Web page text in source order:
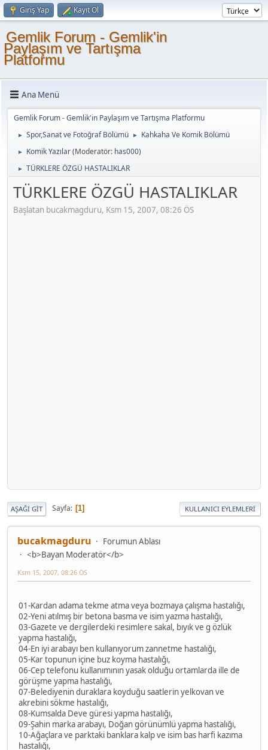
Giriş Yap Kayıt Ol
Gemlik Forum - Gemlik'in
Paylaşım ve Tartışma
Platformu
Ana Menü
Gemlik Forum - Gemlik'in Paylaşım ve Tartışma Platformu
► Spor,Sanat ve Fotoğraf Bölümü ► Kahkaha Ve Komik Bölümü
► Komik Yazılar(Moderatör: has000)
► TÜRKLERE ÖZGÜ HASTALIKLAR
TÜRKLERE ÖZGÜ HASTALIKLAR
Başlatan bucakmagduru, Ksm 15, 2007, 08:26 ÖS
AŞAĞI GIT Sayfa 1 KULLANICI EYLEMLERI
bucakmagduru
Forumun Ablası
<b>Bayan Moderatör</b>
Ksm 15, 2007, 08:26 ÖS
01-Kardan adama tekme atma veya bozmaya çalışma hastalığı,
02-Yeni atılmış bir betona basma ve isim yazma hastalığı,
03-Gazete ve dergilerdeki resimlere sakal, bıyık ve g özlük
yapma hastalığı,
04-En iyi arabayı ben kullanıyorum zannetme hastalığı,
05-Kar topunun içine buz koyma hastalığı,
06-Cep telefonu kullanımının yasak olduğu ortamlarda ille de
görüşme yapma hastalığı,
07-Belediyenin duraklara koyduğu saatlerin yelkovan ve
akrebini sökme hastalığı,
08-Kumsalda Deve güresi yapma hastalığı,
09-Şahin marka arabayı, Doğan görünümlü yapma hastalığı,
10-Ağaçlara ve parktaki banklara kalp ve isim bas harfi kazıma
hastalığı,